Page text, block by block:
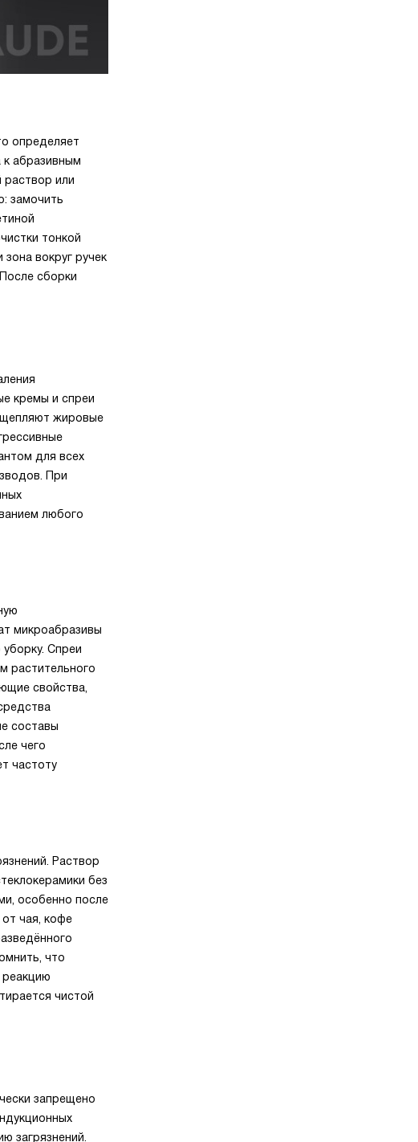
определяет
к абразивным
или
замочить
тонкой
вокруг ручек
сборки
кремы и спреи
жировые
для всех
При
любого
микроабразивы
Спреи
растительного
свойства,
составы
чего
частоту
Раствор
без
особенно после
чая, кофе
что
реакцию
чистой
запрещено
загрязнений.